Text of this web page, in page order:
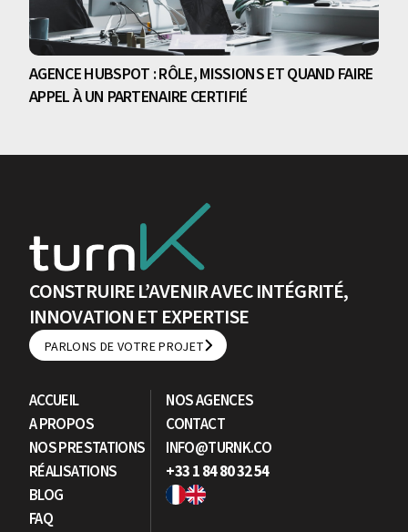
AGENCE HUBSPOT : RÔLE, MISSIONS ET QUAND FAIRE
APPEL À UN PARTENAIRE CERTIFIÉ
CONSTRUIRE L’AVENIR AVEC INTÉGRITÉ,
INNOVATION ET EXPERTISE
PARLONS DE VOTRE PROJET
PARLONS DE VOTRE PROJET
ACCUEIL
A PROPOS
NOS PRESTATIONS
RÉALISATIONS
BLOG
FAQ
NOS AGENCES
CONTACT
INFO@TURNK.CO
+33 1 84 80 32 54